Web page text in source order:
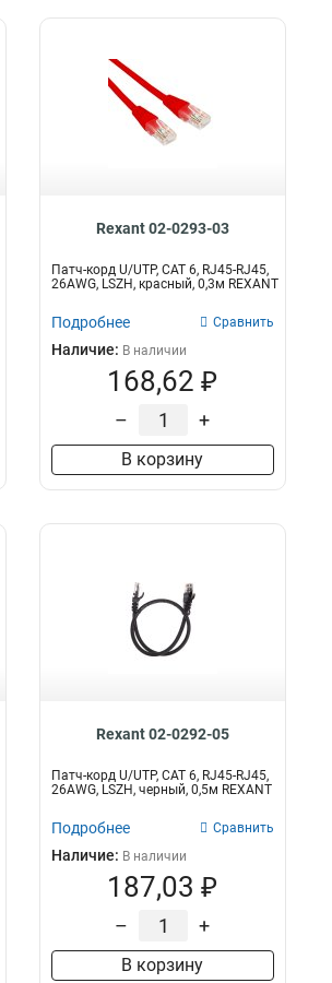
Rexant 02-0293-03
Патч-корд U/UTP, CAT 6, RJ45-RJ45,
26AWG, LSZH, красный, 0,3м REXANT
Подробнее Сравнить
Наличие: В наличии
168,62 ₽
– +
В корзину
Rexant 02-0292-05
Патч-корд U/UTP, CAT 6, RJ45-RJ45,
26AWG, LSZH, черный, 0,5м REXANT
Подробнее Сравнить
Наличие: В наличии
187,03 ₽
– +
В корзину